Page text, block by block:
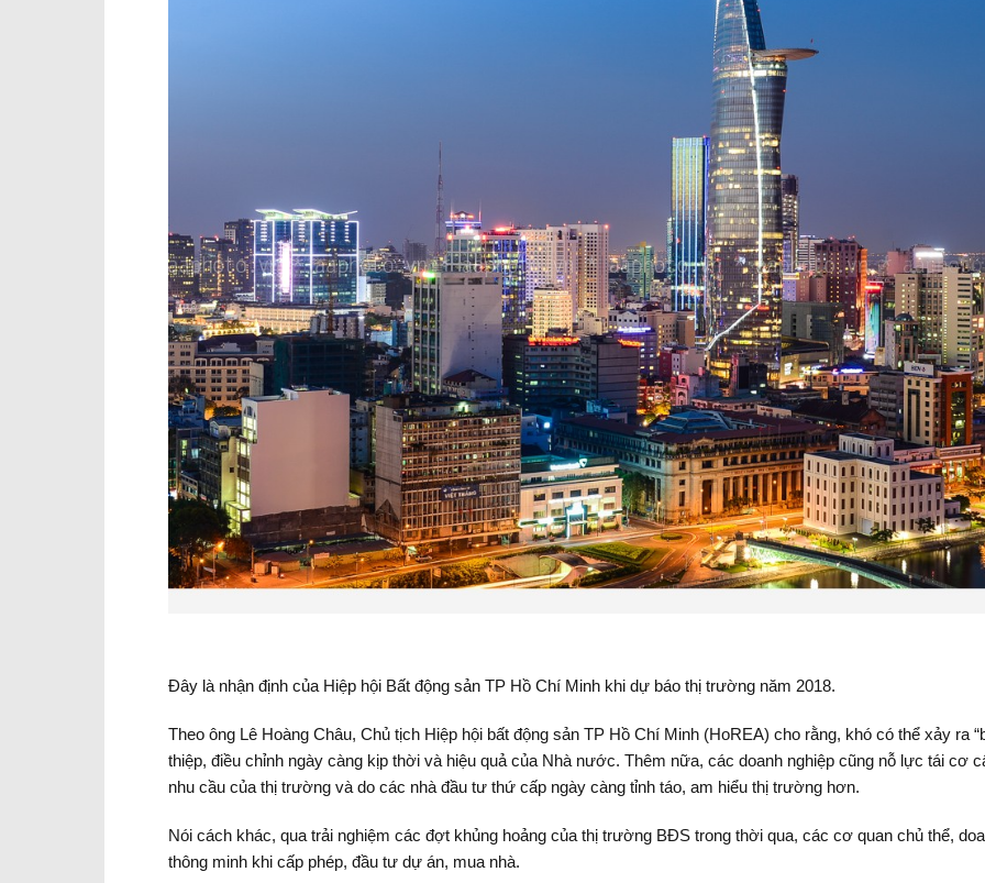
Đây là nhận định của Hiệp hội Bất động sản TP Hồ Chí Minh khi dự báo thị trường năm 2018.
Theo ông Lê Hoàng Châu, Chủ tịch Hiệp hội bất động sản TP Hồ Chí Minh (HoREA) cho rằng, khó có thể xảy ra
thiệp, điều chỉnh ngày càng kịp thời và hiệu quả của Nhà nước. Thêm nữa, các doanh nghiệp cũng nỗ lực tái cơ
nhu cầu của thị trường và do các nhà đầu tư thứ cấp ngày càng tỉnh táo, am hiểu thị trường hơn.
Nói cách khác, qua trải nghiệm các đợt khủng hoảng của thị trường BĐS trong thời qua, các cơ quan chủ thể,
thông minh khi cấp phép, đầu tư dự án, mua nhà.